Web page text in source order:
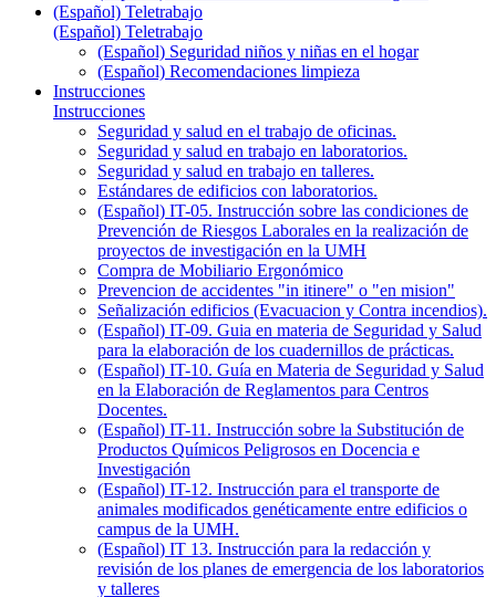
(Español) Teletrabajo
(Español) Teletrabajo
(Español) Seguridad niños y niñas en el hogar
(Español) Recomendaciones limpieza
Instrucciones
Instrucciones
Seguridad y salud en el trabajo de oficinas.
Seguridad y salud en trabajo en laboratorios.
Seguridad y salud en trabajo en talleres.
Estándares de edificios con laboratorios.
(Español) IT-05. Instrucción sobre las condiciones de
Prevención de Riesgos Laborales en la realización de
proyectos de investigación en la UMH
Compra de Mobiliario Ergonómico
Prevencion de accidentes "in itinere" o "en mision"
Señalización edificios (Evacuacion y Contra incendios).
(Español) IT-09. Guia en materia de Seguridad y Salud
para la elaboración de los cuadernillos de prácticas.
(Español) IT-10. Guía en Materia de Seguridad y Salud
en la Elaboración de Reglamentos para Centros
Docentes.
(Español) IT-11. Instrucción sobre la Substitución de
Productos Químicos Peligrosos en Docencia e
Investigación
(Español) IT-12. Instrucción para el transporte de
animales modificados genéticamente entre edificios o
campus de la UMH.
(Español) IT 13. Instrucción para la redacción y
revisión de los planes de emergencia de los laboratorios
y talleres